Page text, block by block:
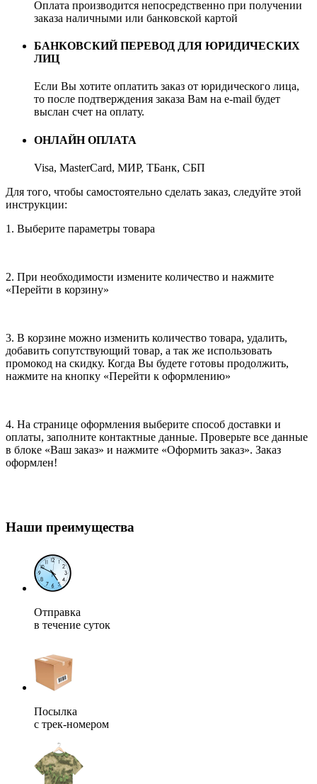
Оплата производится непосредственно при получении
заказа наличными или банковской картой
БАНКОВСКИЙ ПЕРЕВОД ДЛЯ ЮРИДИЧЕСКИХ
ЛИЦ
Если Вы хотите оплатить заказ от юридического лица,
то после подтверждения заказа Вам на e-mail будет
выслан счет на оплату.
ОНЛАЙН ОПЛАТА
Visa, MasterCard, МИР, ТБанк, СБП
Для того, чтобы самостоятельно сделать заказ, следуйте этой
инструкции:
1. Выберите параметры товара
2. При необходимости измените количество и нажмите
«Перейти в корзину»
3. В корзине можно изменить количество товара, удалить,
добавить сопутствующий товар, а так же использовать
промокод на скидку. Когда Вы будете готовы продолжить,
нажмите на кнопку «Перейти к оформлению»
4. На странице оформления выберите способ доставки и
оплаты, заполните контактные данные. Проверьте все данные
в блоке «Ваш заказ» и нажмите «Оформить заказ». Заказ
оформлен!
Наши преимущества
Отправка
в течение суток
Посылка
с трек-номером